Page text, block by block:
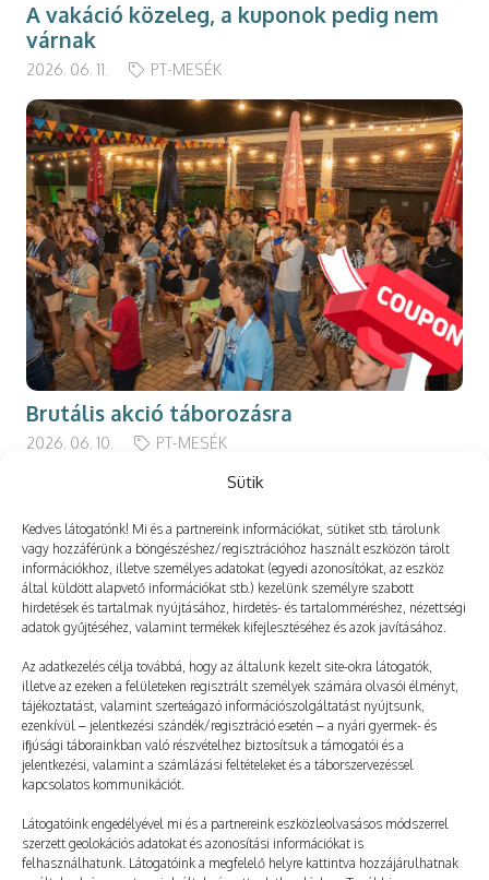
Sütik
Kedves látogatónk! Mi és a partnereink információkat, sütiket stb. tárolunk
vagy hozzáférünk a böngészéshez/regisztrációhoz használt eszközön tárolt
információkhoz, illetve személyes adatokat (egyedi azonosítókat, az eszköz
által küldött alapvető információkat stb.) kezelünk személyre szabott
hirdetések és tartalmak nyújtásához, hirdetés- és tartalomméréshez, nézettségi
adatok gyűjtéséhez, valamint termékek kifejlesztéséhez és azok javításához.
Az adatkezelés célja továbbá, hogy az általunk kezelt site-okra látogatók,
illetve az ezeken a felületeken regisztrált személyek számára olvasói élményt,
tájékoztatást, valamint szerteágazó információszolgáltatást nyújtsunk,
ezenkívül – jelentkezési szándék/regisztráció esetén – a nyári gyermek- és
ifjúsági táborainkban való részvételhez biztosítsuk a támogatói és a
jelentkezési, valamint a számlázási feltételeket és a táborszervezéssel
kapcsolatos kommunikációt.
Látogatóink engedélyével mi és a partnereink eszközleolvasásos módszerrel
szerzett geolokációs adatokat és azonosítási információkat is
felhasználhatunk. Látogatóink a megfelelő helyre kattintva hozzájárulhatnak
A vakáció közeleg, a kuponok pedig nem
várnak
2026. 06. 11. PT-MESÉK
Brutális akció táborozásra
2026. 06. 10. PT-MESÉK
Még több